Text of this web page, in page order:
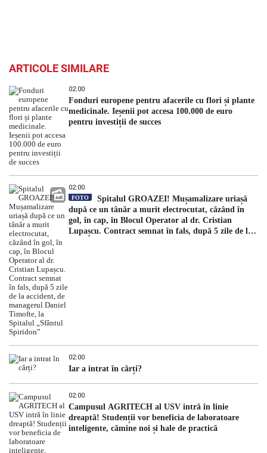
ARTICOLE SIMILARE
02:00
Fonduri europene pentru afacerile cu flori și plante
medicinale. Ieșenii pot accesa 100.000 de euro
pentru investiții de succes
02:00
FOTO
Spitalul GROAZEI! Mușamalizare uriașă
după ce un tânăr a murit electrocutat, căzând în
gol, în cap, în Blocul Operator al dr. Cristian
Lupașcu. Contract semnat în fals, după 5 zile de la
02:00
Iar a intrat în cărți?
02:00
Campusul AGRITECH al USV intră în linie
dreaptă! Studenții vor beneficia de laboratoare
inteligente, cămine noi și hale de practică